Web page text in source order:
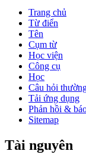
Trang chủ
Từ điển
Tên
Cụm từ
Học viện
Công cụ
Học
Câu hỏi
Tải ứng dụng
Phản hồi &
Sitemap
Tài nguyên